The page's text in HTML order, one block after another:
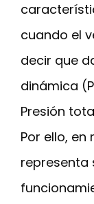
cuando el
decir que
dinámica
Presión
Por ello,
representa